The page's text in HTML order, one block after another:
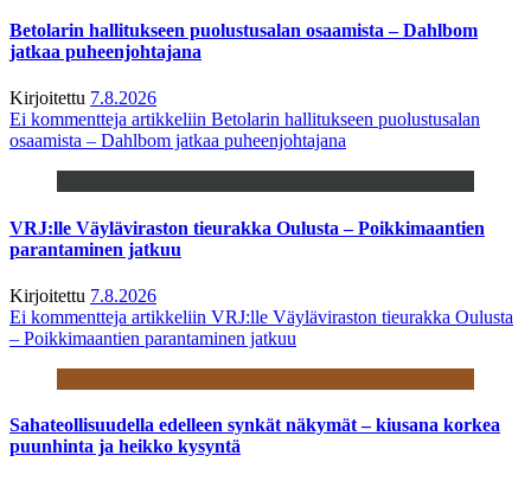
Betolarin hallitukseen puolustusalan osaamista – Dahlbom
jatkaa puheenjohtajana
Kirjoitettu 7.8.2026
Ei kommentteja artikkeliin Betolarin hallitukseen puolustusalan
osaamista – Dahlbom jatkaa puheenjohtajana
VRJ:lle Väyläviraston tieurakka Oulusta – Poikkimaantien
parantaminen jatkuu
Kirjoitettu 7.8.2026
Ei kommentteja artikkeliin VRJ:lle Väyläviraston tieurakka Oulusta
– Poikkimaantien parantaminen jatkuu
Sahateollisuudella edelleen synkät näkymät – kiusana korkea
puunhinta ja heikko kysyntä